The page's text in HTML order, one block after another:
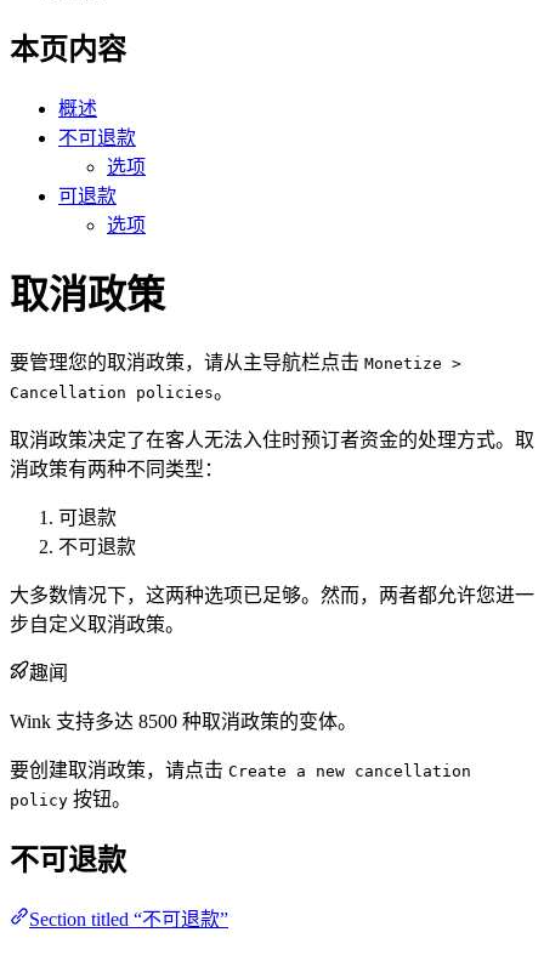
本页内容
概述
不可退款
选项
可退款
选项
取消政策
要管理您的取消政策，请从主导航栏点击 Monetize >
Cancellation policies。
取消政策决定了在客人无法入住时预订者资金的处理方式。取
消政策有两种不同类型：
可退款
不可退款
大多数情况下，这两种选项已足够。然而，两者都允许您进一
步自定义取消政策。
趣闻
Wink 支持多达 8500 种取消政策的变体。
要创建取消政策，请点击 Create a new cancellation
policy 按钮。
不可退款
Section titled “不可退款”